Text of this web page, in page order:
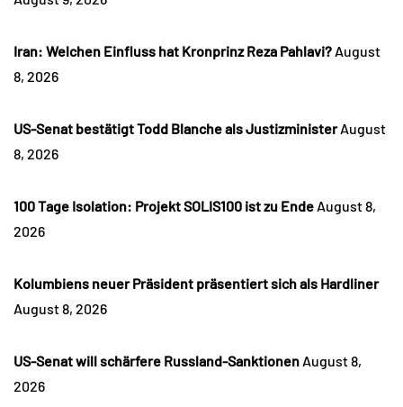
Iran: Welchen Einfluss hat Kronprinz Reza Pahlavi? August
8, 2026
US-Senat bestätigt Todd Blanche als Justizminister August
8, 2026
100 Tage Isolation: Projekt SOLIS100 ist zu Ende August 8,
2026
Kolumbiens neuer Präsident präsentiert sich als Hardliner
August 8, 2026
US-Senat will schärfere Russland-Sanktionen August 8,
2026